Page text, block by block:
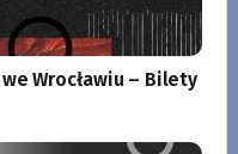
Wrocławiu – Bilety